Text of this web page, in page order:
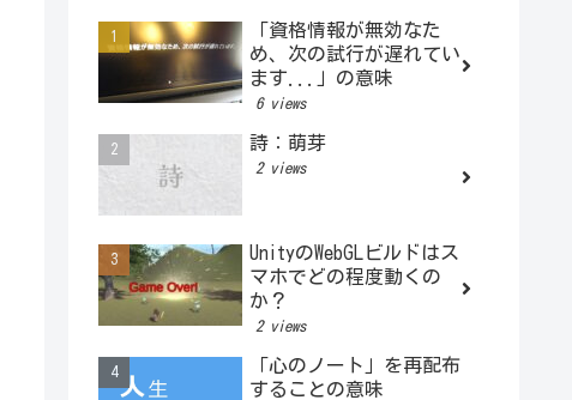
「資格情報が無効なた
め、次の試行が遅れてい
ます...」の意味
6 views
詩：萌芽
2 views
UnityのWebGLビルドはス
マホでどの程度動くの
か？
2 views
「心のノート」を再配布
することの意味